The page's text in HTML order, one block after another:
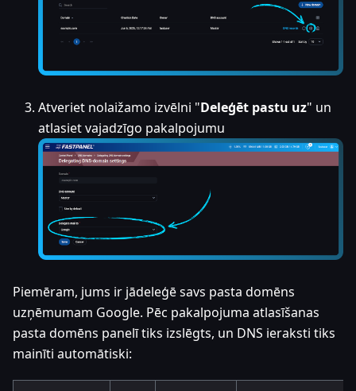
Atveriet nolaižamo izvēlni "Deleģēt pastu uz" un
atlasiet vajadzīgo pakalpojumu
Piemēram, jums ir jādeleģē savs pasta domēns
uzņēmumam Google. Pēc pakalpojuma atlasīšanas
pasta domēns panelī tiks izslēgts, un DNS ieraksti tiks
mainīti automātiski: